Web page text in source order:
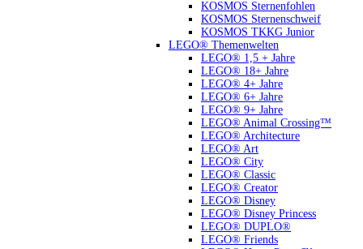
KOSMOS Sternenfohlen
KOSMOS Sternenschweif
KOSMOS TKKG Junior
LEGO® Themenwelten
LEGO® 1,5 + Jahre
LEGO® 18+ Jahre
LEGO® 4+ Jahre
LEGO® 6+ Jahre
LEGO® 9+ Jahre
LEGO® Animal Crossing™
LEGO® Architecture
LEGO® Art
LEGO® City
LEGO® Classic
LEGO® Creator
LEGO® Disney
LEGO® Disney Princess
LEGO® DUPLO®
LEGO® Friends